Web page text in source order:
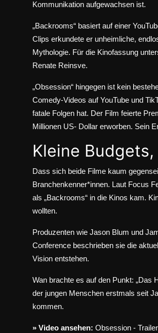
Kommunikation aufgewachsen ist.
„Backrooms“ basiert auf einer
Clips erkundete er unheimliche,
Mythologie. Für die Kinofassung
Renate Reinsve.
„Obsession“ hingegen ist kein
Comedy-Videos auf YouTube und
fatale Folgen hat. Der Film feierte
Millionen US- Dollar erworben. Sein
Kleine
Dass sich beide Filme kaum
Branchenkenner*innen. Laut Focus
als „Backrooms“ in die Kinos kam.
wollten.
Produzenten wie Jason Blum und
Conference beschrieben sie die
Vision entstehen.
Wan brachte es auf den Punkt: „Das
der jungen Menschen erstmals seit
kommen.
» Video ansehen: Obsession -